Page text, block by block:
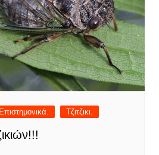
Επιστημονικά. Τζιτζικι.